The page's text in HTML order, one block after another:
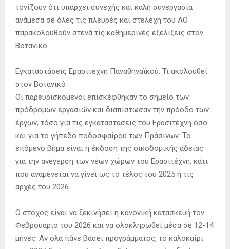
τονίζουν ότι υπάρχει συνεχής και καλή συνεργασία
ανάμεσα σε όλες τις πλευρές και στελέχη του ΑΟ
παρακολουθούν στενά τις καθημερινές εξελίξεις στον
Βοτανικό.
Εγκαταστάσεις Ερασιτέχνη Παναθηναϊκού: Τι ακολουθεί
στον Βοτανικό
Οι παρευρισκόμενοι επισκέφθηκαν το σημείο των
πρόδρομων εργασιών και διαπίστωσαν την πρόοδο των
έργων, τόσο για τις εγκαταστάσεις του Ερασιτέχνη όσο
και για το γήπεδο ποδοσφαίρου των Πράσινων. Το
επόμενο βήμα είναι η έκδοση της οικοδομικής άδειας
για την ανέγερση των νέων χώρων του Ερασιτέχνη, κάτι
που αναμένεται να γίνει ως το τέλος του 2025 ή τις
αρχές του 2026.
Ο στόχος είναι να ξεκινήσει η κανονική κατασκευή τον
Φεβρουάριο του 2026 και να ολοκληρωθεί μέσα σε 12-14
μήνες. Αν όλα πάνε βάσει προγράμματος, το καλοκαίρι